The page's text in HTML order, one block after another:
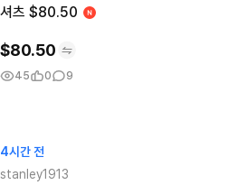
셔츠 $80.50
$80.50
45 0 9
4시간 전
stanley1913